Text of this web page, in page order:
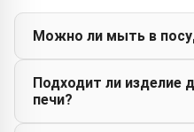
Можно ли мыть в
Подходит ли изделие
печи?